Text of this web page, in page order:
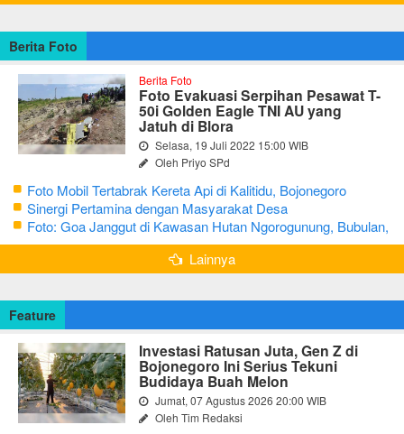
Berita Foto
Berita Foto
Foto Evakuasi Serpihan Pesawat T-
50i Golden Eagle TNI AU yang
Jatuh di Blora
Selasa, 19 Juli 2022 15:00 WIB
Oleh Priyo SPd
Foto Mobil Tertabrak Kereta Api di Kalitidu, Bojonegoro
Sinergi Pertamina dengan Masyarakat Desa
Foto: Goa Janggut di Kawasan Hutan Ngorogunung, Bubulan,
Bojonegoro
Lainnya
Feature
Investasi Ratusan Juta, Gen Z di
Bojonegoro Ini Serius Tekuni
Budidaya Buah Melon
Jumat, 07 Agustus 2026 20:00 WIB
Oleh Tim Redaksi